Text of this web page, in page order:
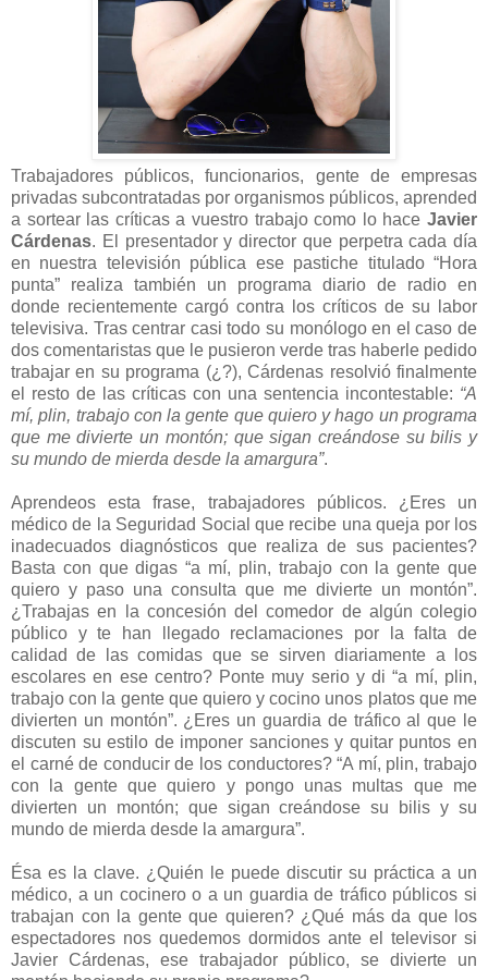
Trabajadores públicos, funcionarios, gente de empresas
privadas subcontratadas por organismos públicos, aprended
a sortear las críticas a vuestro trabajo como lo hace Javier
Cárdenas. El presentador y director que perpetra cada día
en nuestra televisión pública ese pastiche titulado “Hora
punta” realiza también un programa diario de radio en
donde recientemente cargó contra los críticos de su labor
televisiva. Tras centrar casi todo su monólogo en el caso de
dos comentaristas que le pusieron verde tras haberle pedido
trabajar en su programa (¿?), Cárdenas resolvió finalmente
el resto de las críticas con una sentencia incontestable: “A
mí, plin, trabajo con la gente que quiero y hago un programa
que me divierte un montón; que sigan creándose su bilis y
su mundo de mierda desde la amargura”.
Aprendeos esta frase, trabajadores públicos. ¿Eres un
médico de la Seguridad Social que recibe una queja por los
inadecuados diagnósticos que realiza de sus pacientes?
Basta con que digas “a mí, plin, trabajo con la gente que
quiero y paso una consulta que me divierte un montón”.
¿Trabajas en la concesión del comedor de algún colegio
público y te han llegado reclamaciones por la falta de
calidad de las comidas que se sirven diariamente a los
escolares en ese centro? Ponte muy serio y di “a mí, plin,
trabajo con la gente que quiero y cocino unos platos que me
divierten un montón”. ¿Eres un guardia de tráfico al que le
discuten su estilo de imponer sanciones y quitar puntos en
el carné de conducir de los conductores? “A mí, plin, trabajo
con la gente que quiero y pongo unas multas que me
divierten un montón; que sigan creándose su bilis y su
mundo de mierda desde la amargura”.
Ésa es la clave. ¿Quién le puede discutir su práctica a un
médico, a un cocinero o a un guardia de tráfico públicos si
trabajan con la gente que quieren? ¿Qué más da que los
espectadores nos quedemos dormidos ante el televisor si
Javier Cárdenas, ese trabajador público, se divierte un